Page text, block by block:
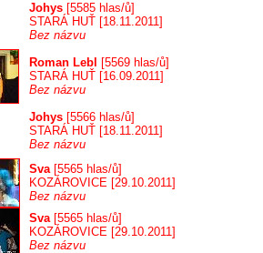
Johys [5585 hlas/ů]
STARÁ HUŤ [18.11.2011]
Bez názvu
Roman Lebl
[5569 hlas/ů]
STARÁ HUŤ [16.09.2011]
Bez názvu
Johys [5566 hlas/ů]
STARÁ HUŤ [18.11.2011]
Bez názvu
Sva[5565 hlas/ů]
KOZÁROVICE [29.10.2011]
Bez názvu
Sva[5565 hlas/ů]
KOZÁROVICE [29.10.2011]
Bez názvu